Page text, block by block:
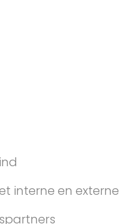
interne en